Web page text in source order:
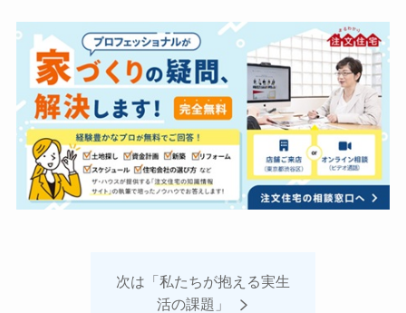
次は「私たちが抱える実生
活の課題」